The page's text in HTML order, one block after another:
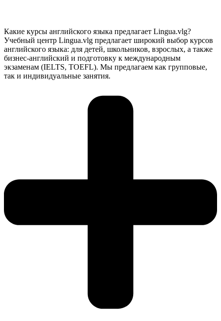
Какие курсы английского языка предлагает Lingua.vlg?
Учебный центр Lingua.vlg предлагает широкий выбор курсов
английского языка: для детей, школьников, взрослых, а также
бизнес-английский и подготовку к международным
экзаменам (IELTS, TOEFL). Мы предлагаем как групповые,
так и индивидуальные занятия.